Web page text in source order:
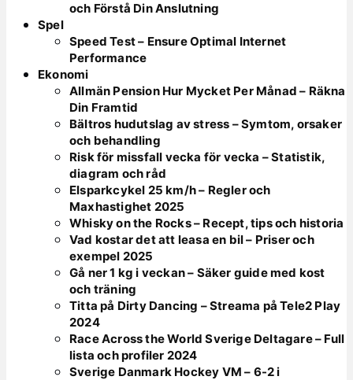
och Förstå Din Anslutning
Spel
Speed Test – Ensure Optimal Internet
Performance
Ekonomi
Allmän Pension Hur Mycket Per Månad – Räkna
Din Framtid
Bältros hudutslag av stress – Symtom, orsaker
och behandling
Risk för missfall vecka för vecka – Statistik,
diagram och råd
Elsparkcykel 25 km/h – Regler och
Maxhastighet 2025
Whisky on the Rocks – Recept, tips och historia
Vad kostar det att leasa en bil – Priser och
exempel 2025
Gå ner 1 kg i veckan – Säker guide med kost
och träning
Titta på Dirty Dancing – Streama på Tele2 Play
2024
Race Across the World Sverige Deltagare – Full
lista och profiler 2024
Sverige Danmark Hockey VM – 6-2 i